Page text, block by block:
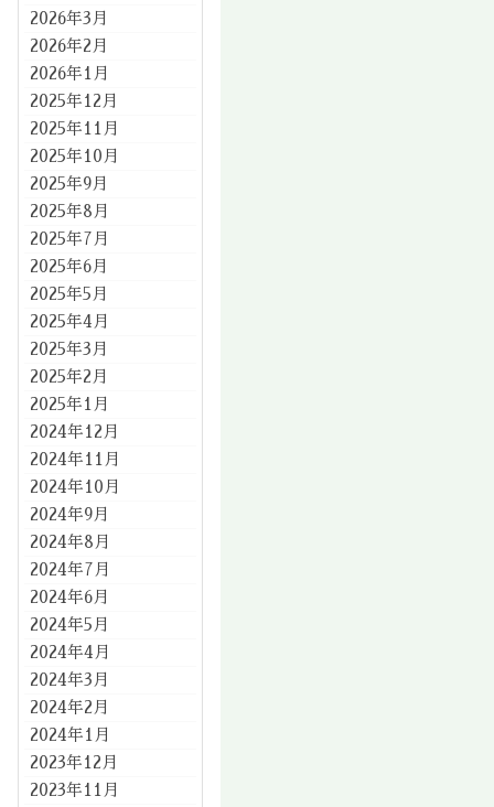
2026年3月
2026年2月
2026年1月
2025年12月
2025年11月
2025年10月
2025年9月
2025年8月
2025年7月
2025年6月
2025年5月
2025年4月
2025年3月
2025年2月
2025年1月
2024年12月
2024年11月
2024年10月
2024年9月
2024年8月
2024年7月
2024年6月
2024年5月
2024年4月
2024年3月
2024年2月
2024年1月
2023年12月
2023年11月